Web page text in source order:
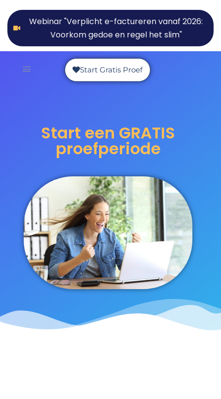
Webinar "Verplicht e-factureren vanaf 2026:
Voorkom gedoe en regel het slim"
Start Gratis Proef
Start een GRATIS
proefperiode